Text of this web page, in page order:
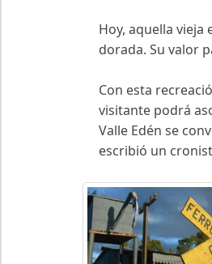
Hoy, aquella
dorada. Su valor
Con esta
visitante podrá
Valle Edén se
escribió un